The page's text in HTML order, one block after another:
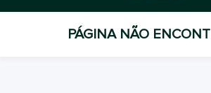
PÁGINA NÃO